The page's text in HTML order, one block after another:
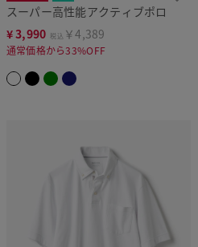
スーパー高性能アクティブポロ
¥3,990 税込 ￥4,389
通常価格から33%OFF